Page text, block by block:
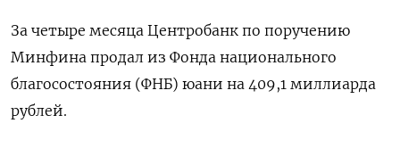
За четыре месяца Центробанк по поручению
Минфина продал из Фонда национального
благосостояния (ФНБ) юани на 409,1 миллиарда
рублей.